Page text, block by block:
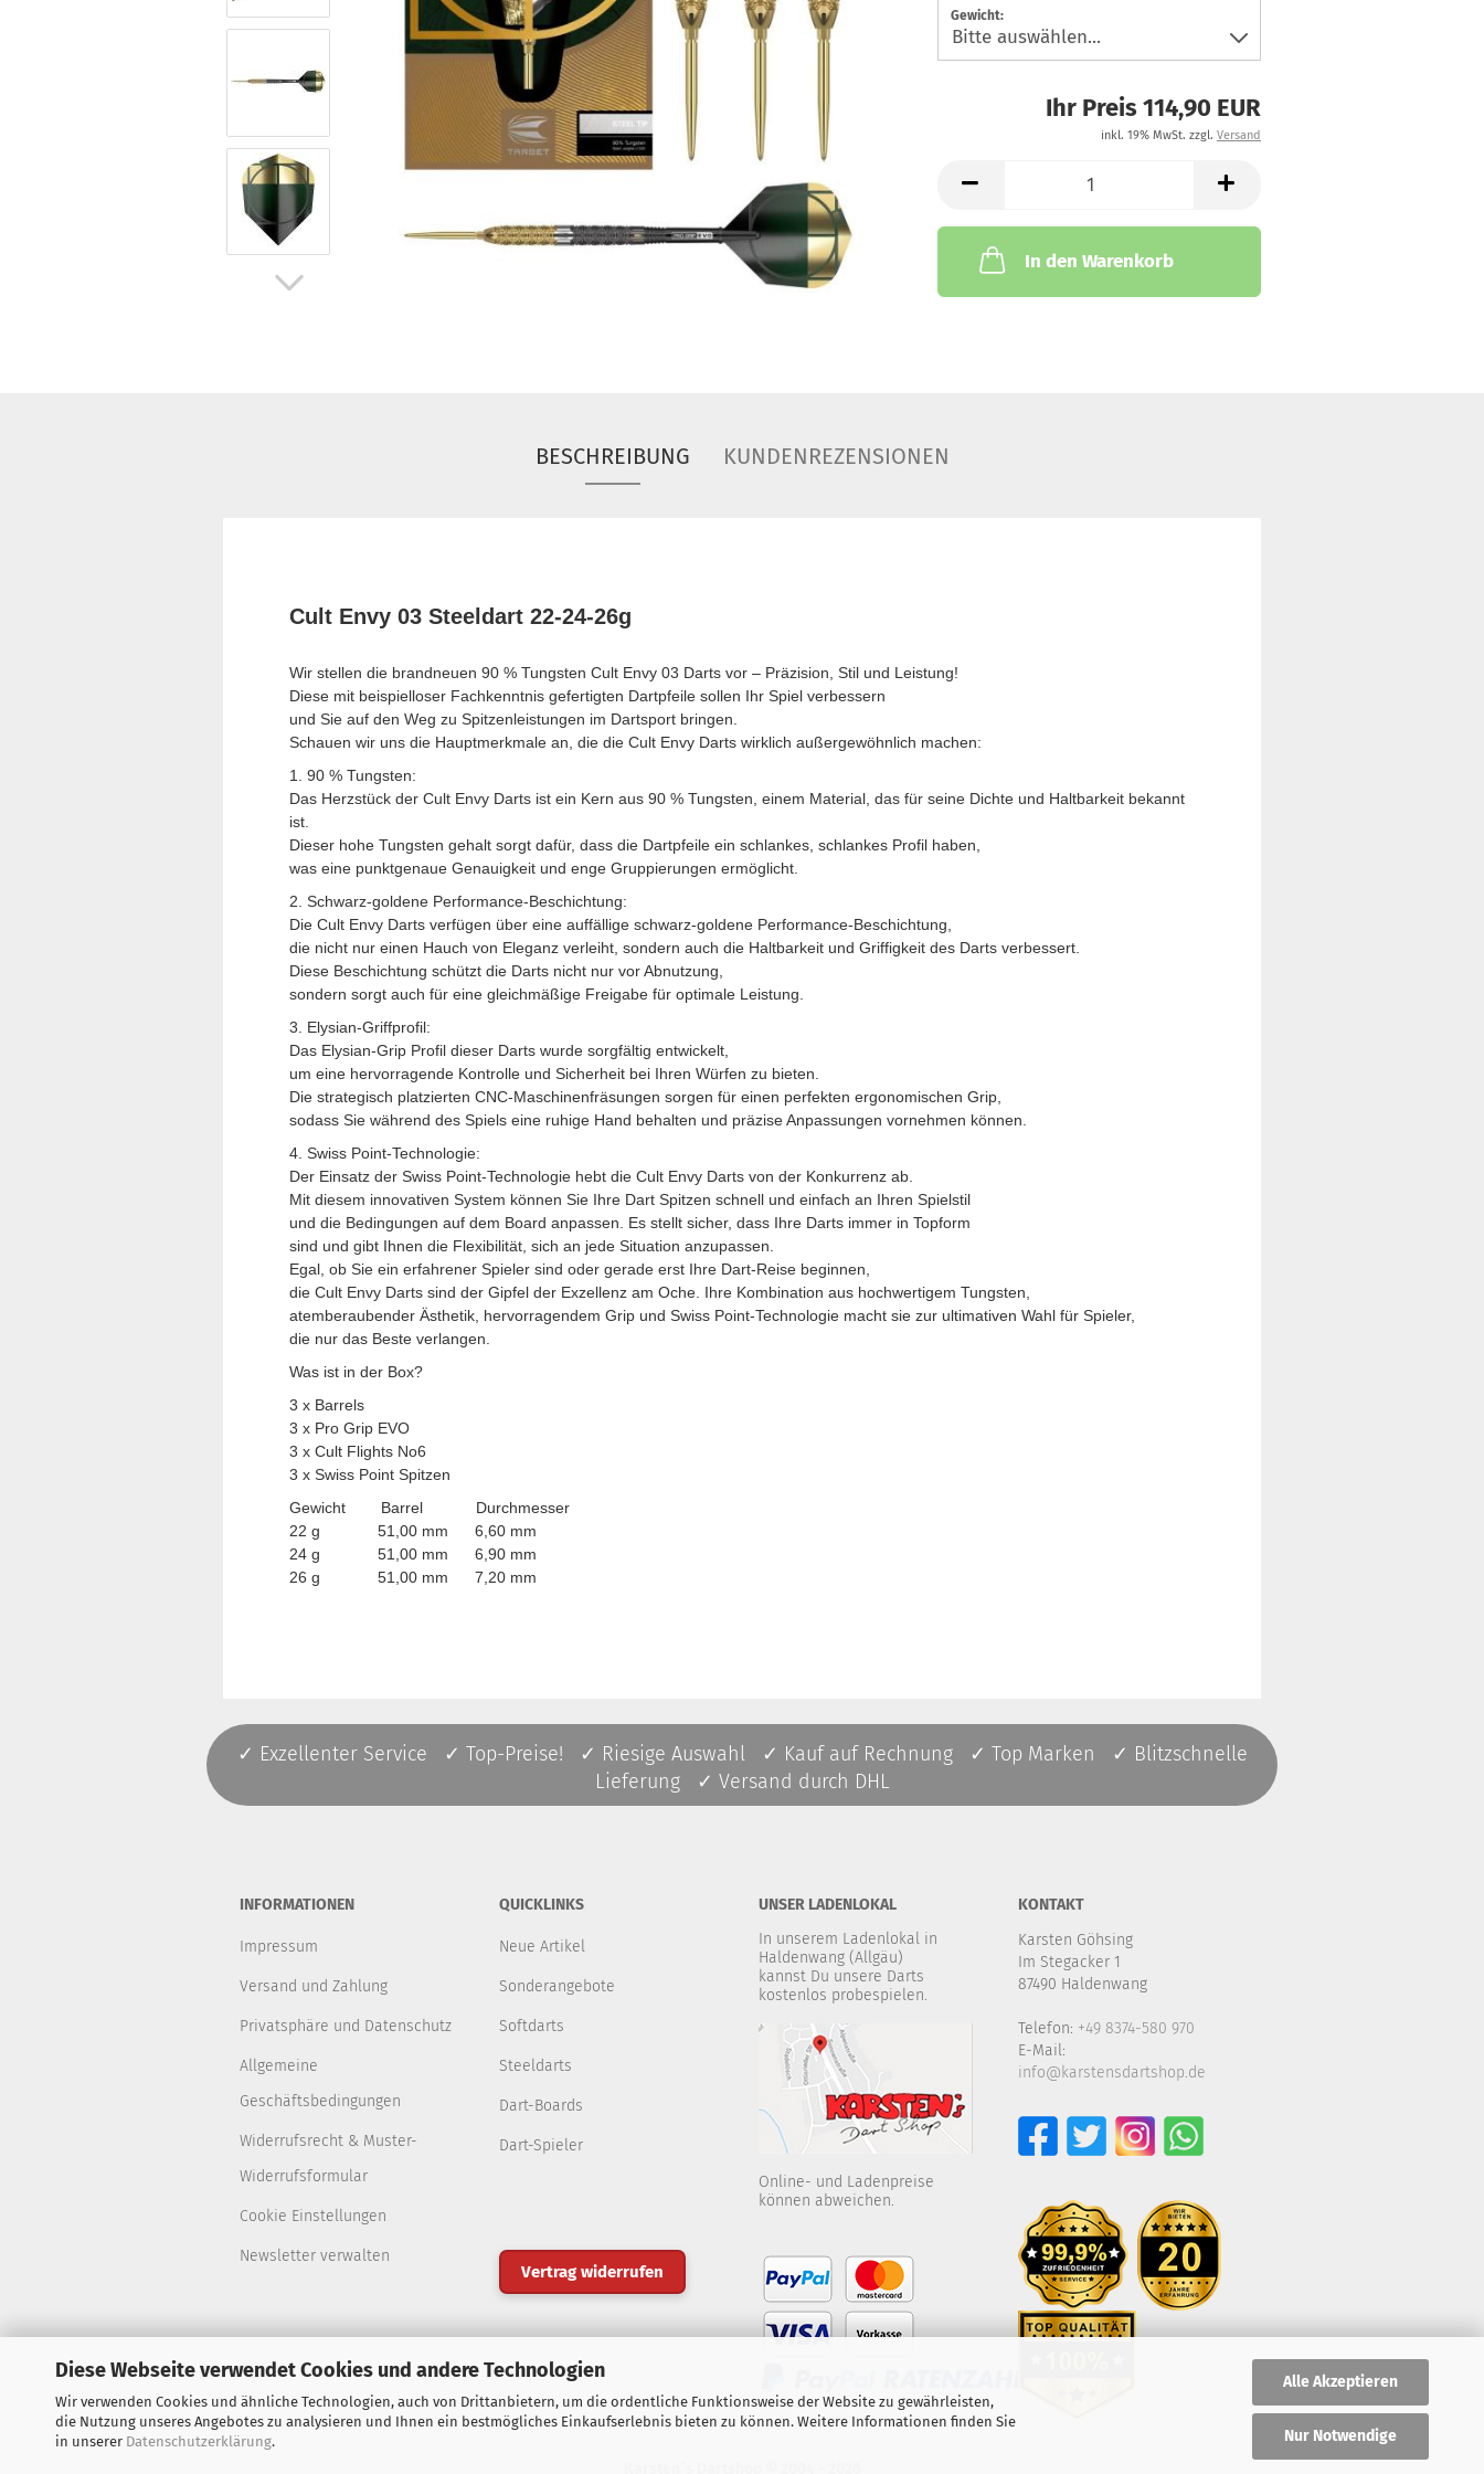
Diese Webseite verwendet Cookies und andere Technologien
Wir verwenden Cookies und ähnliche Technologien, auch von Drittanbietern, um die ordentliche Funktionsweise der Website zu gewährleisten,
die Nutzung unseres Angebotes zu analysieren und Ihnen ein bestmögliches Einkaufserlebnis bieten zu können. Weitere Informationen finden Sie
in unserer Datenschutzerklärung.
Alle Akzeptieren
Nur Notwendige
Gewicht:
Ihr Preis 114,90 EUR
inkl. 19% MwSt. zzgl. Versand
In den Warenkorb
BESCHREIBUNG KUNDENREZENSIONEN
Cult Envy 03 Steeldart 22-24-26g
Wir stellen die brandneuen 90 % Tungsten Cult Envy 03 Darts vor – Präzision, Stil und Leistung!
Diese mit beispielloser Fachkenntnis gefertigten Dartpfeile sollen Ihr Spiel verbessern
und Sie auf den Weg zu Spitzenleistungen im Dartsport bringen.
Schauen wir uns die Hauptmerkmale an, die die Cult Envy Darts wirklich außergewöhnlich machen:
1. 90 % Tungsten:
Das Herzstück der Cult Envy Darts ist ein Kern aus 90 % Tungsten, einem Material, das für seine Dichte und Haltbarkeit bekannt
ist.
Dieser hohe Tungsten gehalt sorgt dafür, dass die Dartpfeile ein schlankes, schlankes Profil haben,
was eine punktgenaue Genauigkeit und enge Gruppierungen ermöglicht.
2. Schwarz-goldene Performance-Beschichtung:
Die Cult Envy Darts verfügen über eine auffällige schwarz-goldene Performance-Beschichtung,
die nicht nur einen Hauch von Eleganz verleiht, sondern auch die Haltbarkeit und Griffigkeit des Darts verbessert.
Diese Beschichtung schützt die Darts nicht nur vor Abnutzung,
sondern sorgt auch für eine gleichmäßige Freigabe für optimale Leistung.
3. Elysian-Griffprofil:
Das Elysian-Grip Profil dieser Darts wurde sorgfältig entwickelt,
um eine hervorragende Kontrolle und Sicherheit bei Ihren Würfen zu bieten.
Die strategisch platzierten CNC-Maschinenfräsungen sorgen für einen perfekten ergonomischen Grip,
sodass Sie während des Spiels eine ruhige Hand behalten und präzise Anpassungen vornehmen können.
4. Swiss Point-Technologie:
Der Einsatz der Swiss Point-Technologie hebt die Cult Envy Darts von der Konkurrenz ab.
Mit diesem innovativen System können Sie Ihre Dart Spitzen schnell und einfach an Ihren Spielstil
und die Bedingungen auf dem Board anpassen. Es stellt sicher, dass Ihre Darts immer in Topform
sind und gibt Ihnen die Flexibilität, sich an jede Situation anzupassen.
Egal, ob Sie ein erfahrener Spieler sind oder gerade erst Ihre Dart-Reise beginnen,
die Cult Envy Darts sind der Gipfel der Exzellenz am Oche. Ihre Kombination aus hochwertigem Tungsten,
atemberaubender Ästhetik, hervorragendem Grip und Swiss Point-Technologie macht sie zur ultimativen Wahl für Spieler,
die nur das Beste verlangen.
Was ist in der Box?
3 x Barrels
3 x Pro Grip EVO
3 x Cult Flights No6
3 x Swiss Point Spitzen
Gewicht Barrel Durchmesser
22 g 51,00 mm 6,60 mm
24 g 51,00 mm 6,90 mm
26 g 51,00 mm 7,20 mm
✓ Exzellenter Service ✓ Top-Preise! ✓ Riesige Auswahl ✓ Kauf auf Rechnung ✓ Top Marken ✓ Blitzschnelle
Lieferung ✓ Versand durch DHL
INFORMATIONEN
Impressum
Versand und Zahlung
Privatsphäre und Datenschutz
Allgemeine
Geschäftsbedingungen
Widerrufsrecht & Muster-
Widerrufsformular
Cookie Einstellungen
Newsletter verwalten
QUICKLINKS
Neue Artikel
Sonderangebote
Softdarts
Steeldarts
Dart-Boards
Dart-Spieler
Vertrag widerrufen
UNSER LADENLOKAL
In unserem Ladenlokal in
Haldenwang (Allgäu)
kannst Du unsere Darts
kostenlos probespielen.
Online- und Ladenpreise
können abweichen.
KONTAKT
Karsten Göhsing
Im Stegacker 1
87490 Haldenwang
Telefon: +49 8374-580 970
E-Mail:
info@karstensdartshop.de